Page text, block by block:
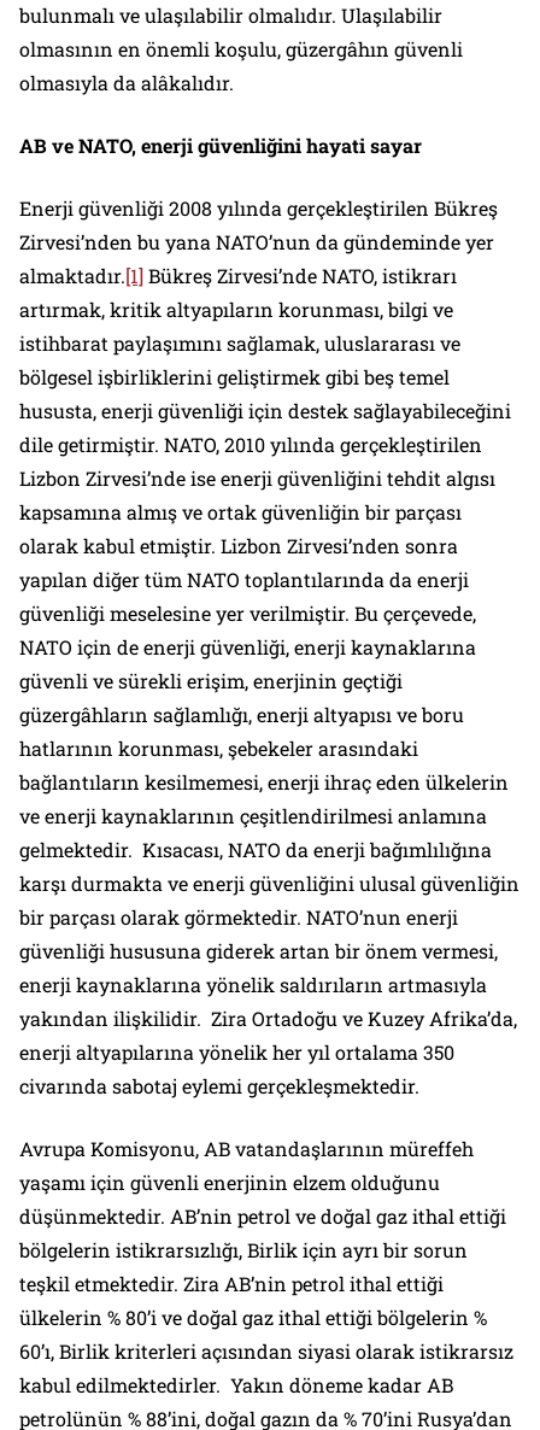
bulunmalı ve ulaşılabilir olmalıdır. Ulaşılabilir
olmasının en önemli koşulu, güzergâhın güvenli
olmasıyla da alâkalıdır.
AB ve NATO, enerji güvenliğini hayati sayar
Enerji güvenliği 2008 yılında gerçekleştirilen Bükreş
Zirvesi’nden bu yana NATO’nun da gündeminde yer
almaktadır.[1]Bükreş Zirvesi’nde NATO, istikrarı
artırmak, kritik altyapıların korunması, bilgi ve
istihbarat paylaşımını sağlamak, uluslararası ve
bölgesel işbirliklerini geliştirmek gibi beş temel
hususta, enerji güvenliği için destek sağlayabileceğini
dile getirmiştir. NATO, 2010 yılında gerçekleştirilen
Lizbon Zirvesi’nde ise enerji güvenliğini tehdit algısı
kapsamına almış ve ortak güvenliğin bir parçası
olarak kabul etmiştir. Lizbon Zirvesi’nden sonra
yapılan diğer tüm NATO toplantılarında da enerji
güvenliği meselesine yer verilmiştir. Bu çerçevede,
NATO için de enerji güvenliği, enerji kaynaklarına
güvenli ve sürekli erişim, enerjinin geçtiği
güzergâhların sağlamlığı, enerji altyapısı ve boru
hatlarının korunması, şebekeler arasındaki
bağlantıların kesilmemesi, enerji ihraç eden ülkelerin
ve enerji kaynaklarının çeşitlendirilmesi anlamına
gelmektedir. Kısacası, NATO da enerji bağımlılığına
karşı durmakta ve enerji güvenliğini ulusal güvenliğin
bir parçası olarak görmektedir. NATO’nun enerji
güvenliği hususuna giderek artan bir önem vermesi,
enerji kaynaklarına yönelik saldırıların artmasıyla
yakından ilişkilidir. Zira Ortadoğu ve Kuzey Afrika’da,
enerji altyapılarına yönelik her yıl ortalama 350
civarında sabotaj eylemi gerçekleşmektedir.
Avrupa Komisyonu, AB vatandaşlarının müreffeh
yaşamı için güvenli enerjinin elzem olduğunu
düşünmektedir. AB’nin petrol ve doğal gaz ithal ettiği
bölgelerin istikrarsızlığı, Birlik için ayrı bir sorun
teşkil etmektedir. Zira AB’nin petrol ithal ettiği
ülkelerin % 80’i ve doğal gaz ithal ettiği bölgelerin %
60’ı, Birlik kriterleri açısından siyasi olarak istikrarsız
kabul edilmektedirler. Yakın döneme kadar AB
petrolünün % 88’ini, doğal gazın da % 70’ini Rusya’dan